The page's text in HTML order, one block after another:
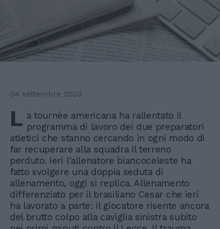
04 settembre 2003
L a tournèe americana ha rallentato il
programma di lavoro dei due preparatori
atletici che stanno cercando in ogni modo di
far recuperare alla squadra il terreno
perduto. Ieri l'allenatore biancoceleste ha
fatto svolgere una doppia seduta di
allenamento, oggi si replica. Allenamento
differenziato per il brasiliano Cesar che ieri
ha lavorato a parte: il giocatore risente ancora
del brutto colpo alla caviglia sinistra subìto